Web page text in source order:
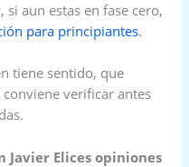
si aun estas en fase cero,
para principiantes.
tiene sentido, que
verificar antes
Javier Elices opiniones